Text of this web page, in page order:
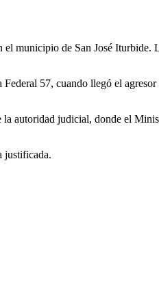
municipio de San José Iturbide.
57, cuando llegó el
autoridad judicial, donde el
justificada.